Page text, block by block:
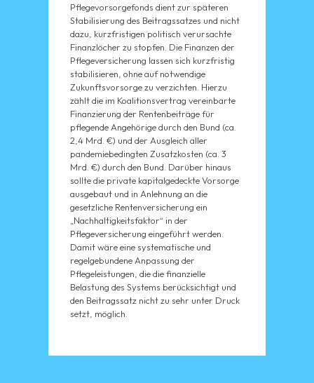
Pflegevorsorgefonds dient zur späteren
Stabilisierung des Beitragssatzes und nicht
dazu, kurzfristigen politisch verursachte
Finanzlöcher zu stopfen. Die Finanzen der
Pflegeversicherung lassen sich kurzfristig
stabilisieren, ohne auf notwendige
Zukunftsvorsorge zu verzichten. Hierzu
zählt die im Koalitionsvertrag vereinbarte
Finanzierung der Rentenbeiträge für
pflegende Angehörige durch den Bund (ca.
2,4 Mrd. €) und der Ausgleich aller
pandemiebedingten Zusatzkosten (ca. 3
Mrd. €) durch den Bund. Darüber hinaus
sollte die private kapitalgedeckte Vorsorge
ausgebaut und in Anlehnung an die
gesetzliche Rentenversicherung ein
„Nachhaltigkeitsfaktor“ in der
Pflegeversicherung eingeführt werden.
Damit wäre eine systematische und
regelgebundene Anpassung der
Pflegeleistungen, die die finanzielle
Belastung des Systems berücksichtigt und
den Beitragssatz nicht zu sehr unter Druck
setzt, möglich.